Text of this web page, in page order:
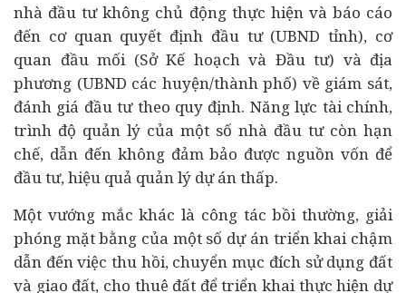
nhà đầu tư không chủ động thực hiện và báo cáo
đến cơ quan quyết định đầu tư (UBND tỉnh), cơ
quan đầu mối (Sở Kế hoạch và Đầu tư) và địa
phương (UBND các huyện/thành phố) về giám sát,
đánh giá đầu tư theo quy định. Năng lực tài chính,
trình độ quản lý của một số nhà đầu tư còn hạn
chế, dẫn đến không đảm bảo được nguồn vốn để
đầu tư, hiệu quả quản lý dự án thấp.
Một vướng mắc khác là công tác bồi thường, giải
phóng mặt bằng của một số dự án triển khai chậm
dẫn đến việc thu hồi, chuyển mục đích sử dụng đất
và giao đất, cho thuê đất để triển khai thực hiện dự